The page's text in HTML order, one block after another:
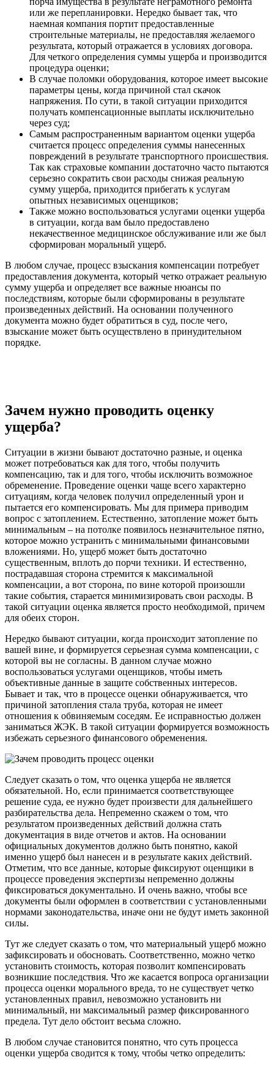
или же перепланировки. Нередко бывает так, что
наемная компания портит предоставленные
строительные материалы, не предоставляя желаемого
результата, который отражается в условиях договора.
Для четкого определения суммы ущерба и производится
процедура оценки;
В случае поломки оборудования, которое имеет высокие
параметры цены, когда причиной стал скачок
напряжения. По сути, в такой ситуации приходится
получать компенсационные выплаты исключительно
через суд;
Самым распространенным вариантом оценки ущерба
считается процесс определения суммы нанесенных
повреждений в результате транспортного происшествия.
Так как страховые компании достаточно часто пытаются
серьезно сократить свои расходы снижая реальную
сумму ущерба, приходится прибегать к услугам
опытных независимых оценщиков;
Также можно воспользоваться услугами оценки ущерба
в ситуации, когда вам было предоставлено
некачественное медицинское обслуживание или же был
сформирован моральный ущерб.
В любом случае, процесс взыскания компенсации потребует
предоставления документа, который четко отражает реальную
сумму ущерба и определяет все важные нюансы по
последствиям, которые были сформированы в результате
произведенных действий. На основании полученного
документа можно будет обратиться в суд, после чего,
взыскание может быть осуществлено в принудительном
порядке.
Зачем нужно проводить оценку
ущерба?
Ситуации в жизни бывают достаточно разные, и оценка
может потребоваться как для того, чтобы получить
компенсацию, так и для того, чтобы исключить возможное
обременение. Проведение оценки чаще всего характерно
ситуациям, когда человек получил определенный урон и
пытается его компенсировать. Мы для примера приводим
вопрос с затоплением. Естественно, затопление может быть
минимальным – на потолке появилось незначительное пятно,
которое можно устранить с минимальными финансовыми
вложениями. Но, ущерб может быть достаточно
существенным, вплоть до порчи техники. И естественно,
пострадавшая сторона стремится к максимальной
компенсации, а вот сторона, по вине которой произошли
такие события, старается минимизировать свои расходы. В
такой ситуации оценка является просто необходимой, причем
для обеих сторон.
Нередко бывают ситуации, когда происходит затопление по
вашей вине, и формируется серьезная сумма компенсации, с
которой вы не согласны. В данном случае можно
воспользоваться услугами оценщиков, чтобы иметь
объективные данные в защите собственных интересов.
Бывает и так, что в процессе оценки обнаруживается, что
причиной затопления стала труба, которая не имеет
отношения к обвиняемым соседям. Ее исправностью должен
заниматься ЖЭК. В такой ситуации формируется возможность
избежать серьезного финансового обременения.
Следует сказать о том, что оценка ущерба не является
обязательной. Но, если принимается соответствующее
решение суда, ее нужно будет произвести для дальнейшего
разбирательства дела. Непременно скажем о том, что
результатом произведенных действий должна стать
документация в виде отчетов и актов. На основании
официальных документов должно быть понятно, какой
именно ущерб был нанесен и в результате каких действий.
Отметим, что все данные, которые фиксируют оценщики в
процессе проведения экспертизы непременно должны
фиксироваться документально. И очень важно, чтобы все
документы были оформлен в соответствии с установленными
нормами законодательства, иначе они не будут иметь законной
силы.
Тут же следует сказать о том, что материальный ущерб можно
зафиксировать и обосновать. Соответственно, можно четко
установить стоимость, которая позволит компенсировать
возникшие последствия. Что же касается вопроса организации
процесса оценки морального вреда, то не существует четко
установленных правил, невозможно установить ни
минимальный, ни максимальный размер фиксированного
предела. Тут дело обстоит весьма сложно.
В любом случае становится понятно, что суть процесса
оценки ущерба сводится к тому, чтобы четко определить: